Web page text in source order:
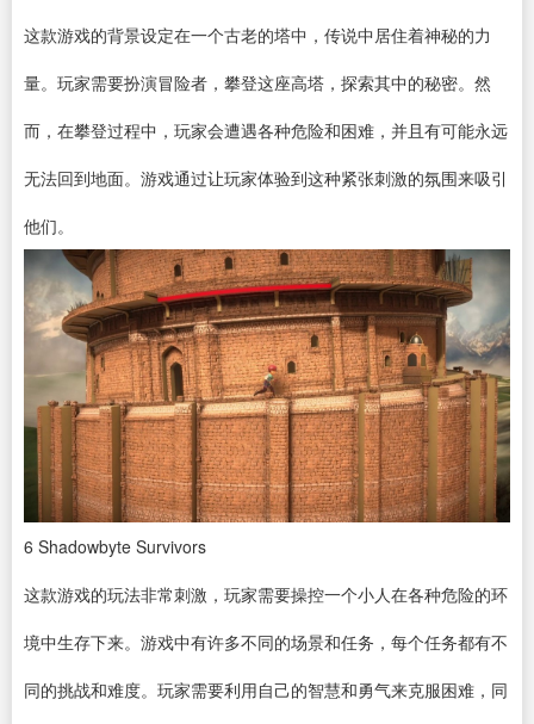
这款游戏的背景设定在一个古老的塔中，传说中居住着神秘的力
量。玩家需要扮演冒险者，攀登这座高塔，探索其中的秘密。然
而，在攀登过程中，玩家会遭遇各种危险和困难，并且有可能永远
无法回到地面。游戏通过让玩家体验到这种紧张刺激的氛围来吸引
他们。
6 Shadowbyte Survivors
这款游戏的玩法非常刺激，玩家需要操控一个小人在各种危险的环
境中生存下来。游戏中有许多不同的场景和任务，每个任务都有不
同的挑战和难度。玩家需要利用自己的智慧和勇气来克服困难，同